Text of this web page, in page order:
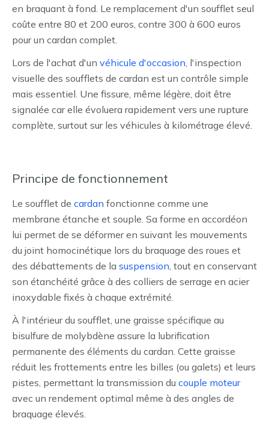
en braquant à fond. Le remplacement d'un soufflet seul
coûte entre 80 et 200 euros, contre 300 à 600 euros
pour un cardan complet.
Lors de l'achat d'un véhicule d'occasion, l'inspection
visuelle des soufflets de cardan est un contrôle simple
mais essentiel. Une fissure, même légère, doit être
signalée car elle évoluera rapidement vers une rupture
complète, surtout sur les véhicules à kilométrage élevé.
Principe de fonctionnement
Le soufflet de cardan fonctionne comme une
membrane étanche et souple. Sa forme en accordéon
lui permet de se déformer en suivant les mouvements
du joint homocinétique lors du braquage des roues et
des débattements de la suspension, tout en conservant
son étanchéité grâce à des colliers de serrage en acier
inoxydable fixés à chaque extrémité.
À l'intérieur du soufflet, une graisse spécifique au
bisulfure de molybdène assure la lubrification
permanente des éléments du cardan. Cette graisse
réduit les frottements entre les billes (ou galets) et leurs
pistes, permettant la transmission du couple moteur
avec un rendement optimal même à des angles de
braquage élevés.